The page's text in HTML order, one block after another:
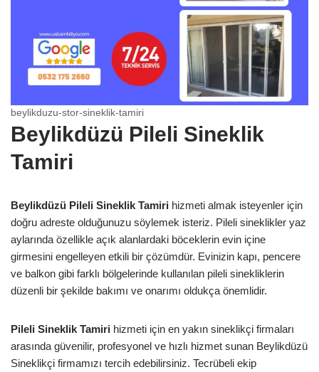
beylikduzu-stor-sineklik-tamiri
Beylikdüzü Pileli Sineklik
Tamiri
Beylikdüzü Pileli Sineklik Tamiri hizmeti almak isteyenler için
doğru adreste olduğunuzu söylemek isteriz. Pileli sineklikler yaz
aylarında özellikle açık alanlardaki böceklerin evin içine
girmesini engelleyen etkili bir çözümdür. Evinizin kapı, pencere
ve balkon gibi farklı bölgelerinde kullanılan pileli sinekliklerin
düzenli bir şekilde bakımı ve onarımı oldukça önemlidir.
Pileli Sineklik Tamiri hizmeti için en yakın sineklikçi firmaları
arasında güvenilir, profesyonel ve hızlı hizmet sunan Beylikdüzü
Sineklikçi firmamızı tercih edebilirsiniz. Tecrübeli ekip